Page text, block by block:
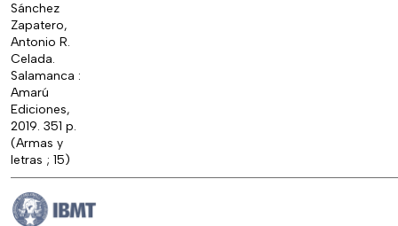
Sánchez
Zapatero,
Antonio R.
Celada.
Salamanca :
Amarú
Ediciones,
2019. 351 p.
(Armas y
letras ; 15)